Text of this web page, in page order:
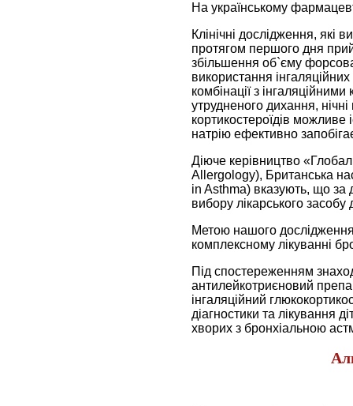
На українському
Клінічні дослідження, які
протягом першого дня
збільшення об`єму
використання
комбінації з
утрудненого дихання,
кортикостероїдів можливе
натрію ефективно
Діюче керівництво
Allergology), Британська
in Asthma) вказують, що за
вибору лікарського
Метою нашого дослідження
комплексному лікуванні
Під спостереженням
антилейкотриєновий
інгаляційний
діагностики та лікування
хворих з бронхіальною